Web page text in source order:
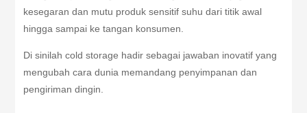
kesegaran dan mutu produk sensitif suhu dari titik awal
hingga sampai ke tangan konsumen.
Di sinilah cold storage hadir sebagai jawaban inovatif yang
mengubah cara dunia memandang penyimpanan dan
pengiriman dingin.